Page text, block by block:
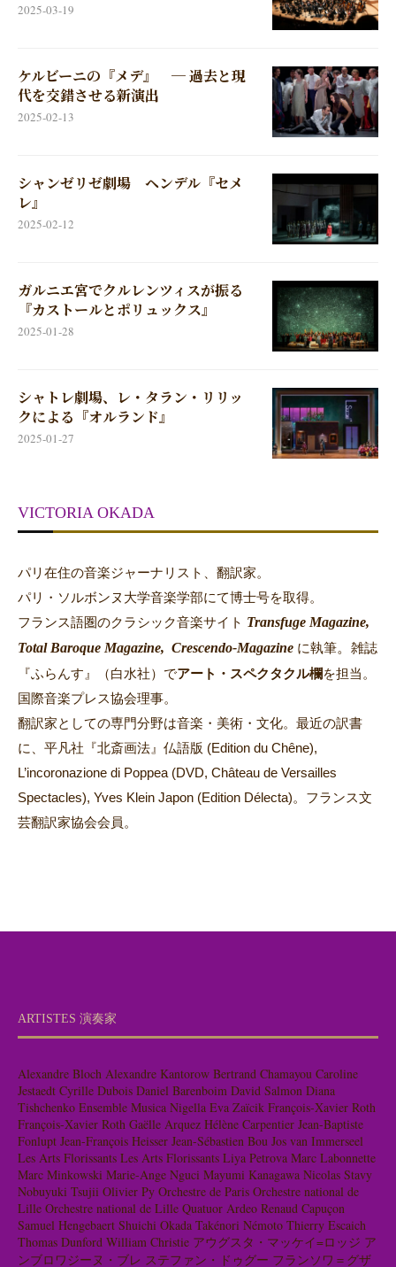
2025-03-19
ケルビーニの『メデ』 ─ 過去と現
代を交錯させる新演出
2025-02-13
シャンゼリゼ劇場 ヘンデル『セメ
レ』
2025-02-12
ガルニエ宮でクルレンツィスが振る
『カストールとポリュックス』
2025-01-28
シャトレ劇場、レ・タラン・リリッ
クによる『オルランド』
2025-01-27
VICTORIA OKADA
パリ在住の音楽ジャーナリスト、翻訳家。
パリ・ソルボンヌ大学音楽学部にて博士号を取得。
フランス語圏のクラシック音楽サイト Transfuge Magazine,
Total Baroque Magazine, Crescendo-Magazine に執筆。 雑誌
『ふらんす』（白水社）でアート・スペクタクル欄を担当。
国際音楽プレス協会理事。
翻訳家としての専門分野は音楽・美術・文化。最近の訳書
に、平凡社『北斎画法』仏語版 (Edition du Chêne),
L’incoronazione di Poppea (DVD, Château de Versailles
Spectacles), Yves Klein Japon (Edition Délecta)。フランス文
芸翻訳家協会会員。
ARTISTES 演奏家
Alexandre Bloch Alexandre Kantorow Bertrand Chamayou Caroline
Jestaedt Cyrille Dubois Daniel Barenboim David Salmon Diana
Tishchenko Ensemble Musica Nigella Eva Zaïcik François-Xavier Roth
François-Xavier Roth Gaëlle Arquez Hélène Carpentier Jean-Baptiste
Fonlupt Jean-François Heisser Jean-Sébastien Bou Jos van Immerseel
Les Arts Florissants Les Arts Florissants Liya Petrova Marc Labonnette
Marc Minkowski Marie-Ange Nguci Mayumi Kanagawa Nicolas Stavy
Nobuyuki Tsujii Olivier Py Orchestre de Paris Orchestre national de
Lille Orchestre national de Lille Quatuor Ardeo Renaud Capuçon
Samuel Hengebaert Shuichi Okada Takénori Némoto Thierry Escaich
Thomas Dunford William Christie アウグスタ・マッケイ=ロッジ ア
ンブロワジーヌ・ブレ ステファン・ドゥグー フランソワ＝グザ